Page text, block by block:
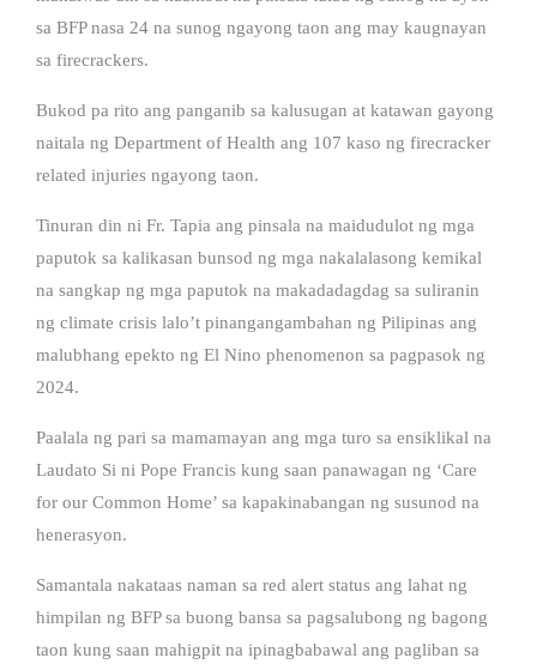
sa BFP nasa 24 na sunog ngayong taon ang may kaugnayan
sa firecrackers.
Bukod pa rito ang panganib sa kalusugan at katawan gayong
naitala ng Department of Health ang 107 kaso ng firecracker
related injuries ngayong taon.
Tinuran din ni Fr. Tapia ang pinsala na maidudulot ng mga
paputok sa kalikasan bunsod ng mga nakalalasong kemikal
na sangkap ng mga paputok na makadadagdag sa suliranin
ng climate crisis lalo’t pinangangambahan ng Pilipinas ang
malubhang epekto ng El Nino phenomenon sa pagpasok ng
2024.
Paalala ng pari sa mamamayan ang mga turo sa ensiklikal na
Laudato Si ni Pope Francis kung saan panawagan ng ‘Care
for our Common Home’ sa kapakinabangan ng susunod na
henerasyon.
Samantala nakataas naman sa red alert status ang lahat ng
himpilan ng BFP sa buong bansa sa pagsalubong ng bagong
taon kung saan mahigpit na ipinagbabawal ang pagliban sa